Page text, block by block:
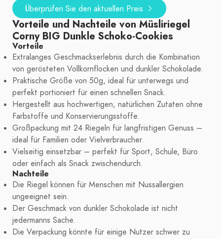
Überprüfen Sie den aktuellen Preis
Vorteile und Nachteile von Müsliriegel
Corny BIG Dunkle Schoko-Cookies
Vorteile
Extralanges Geschmackserlebnis durch die Kombination
von gerösteten Vollkornflocken und dunkler Schokolade.
Praktische Größe von 50g, ideal für unterwegs und
perfekt portioniert für einen schnellen Snack.
Hergestellt aus hochwertigen, natürlichen Zutaten ohne
Farbstoffe und Konservierungsstoffe.
Großpackung mit 24 Riegeln für langfristigen Genuss –
ideal für Familien oder Vielverbraucher.
Vielseitig einsetzbar – perfekt für Sport, Schule, Büro
oder einfach als Snack zwischendurch.
Nachteile
Die Riegel können für Menschen mit Nussallergien
ungeeignet sein.
Der Geschmack von dunkler Schokolade ist nicht
jedermanns Sache.
Die Verpackung könnte für einige Nutzer schwer zu